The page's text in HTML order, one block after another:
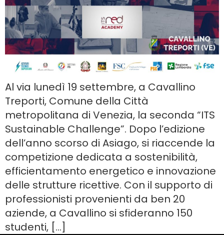
Al via lunedì 19 settembre, a Cavallino
Treporti, Comune della Città
metropolitana di Venezia, la seconda “ITS
Sustainable Challenge”. Dopo l’edizione
dell’anno scorso di Asiago, si riaccende la
competizione dedicata a sostenibilità,
efficientamento energetico e innovazione
delle strutture ricettive. Con il supporto di
professionisti provenienti da ben 20
aziende, a Cavallino si sfideranno 150
studenti, […]